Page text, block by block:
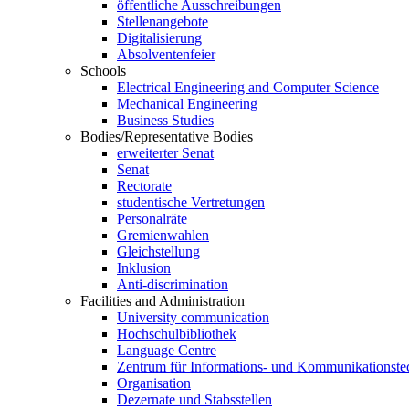
öffentliche Ausschreibungen
Stellenangebote
Digitalisierung
Absolventenfeier
Schools
Electrical Engineering and Computer Science
Mechanical Engineering
Business Studies
Bodies/Representative Bodies
erweiterter Senat
Senat
Rectorate
studentische Vertretungen
Personalräte
Gremienwahlen
Gleichstellung
Inklusion
Anti-discrimination
Facilities and Administration
University communication
Hochschulbibliothek
Language Centre
Zentrum für Informations- und
Organisation
Dezernate und Stabsstellen